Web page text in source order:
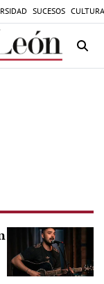
SUCESOS